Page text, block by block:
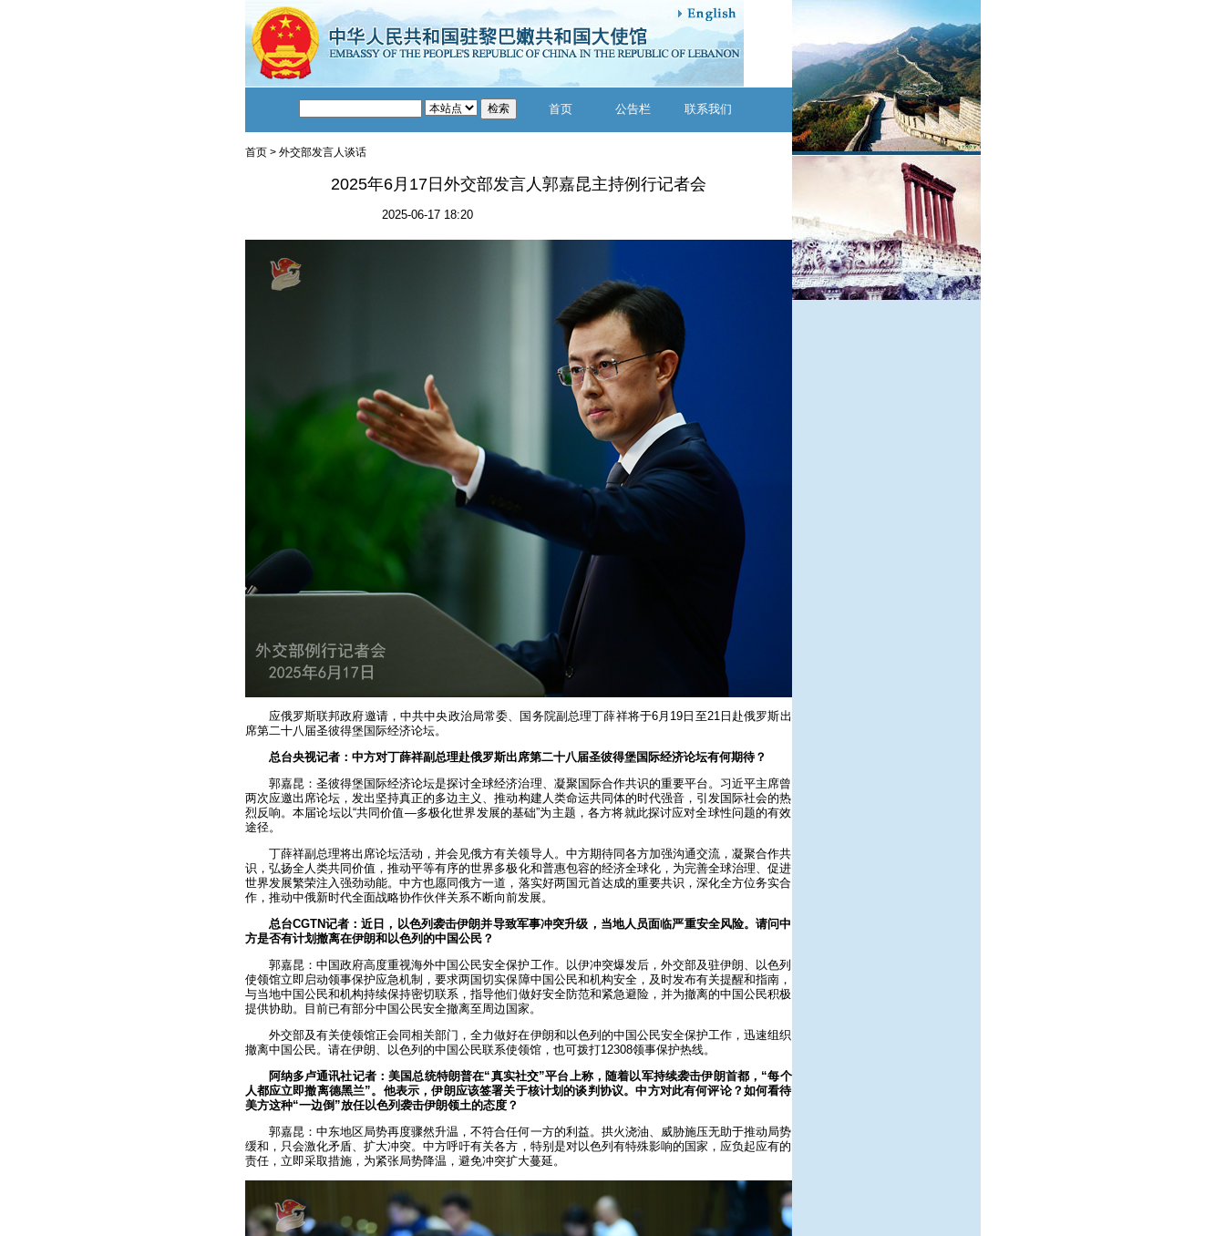
首页 公告栏 联系我们
首页> 外交部发言人谈话
2025年6月17日外交部发言人郭嘉昆主持例行记者会
2025-06-17 18:20
应俄罗斯联邦政府邀请，中共中央政治局常委、国务院副总理丁薛祥将于6月19日至21日赴俄罗斯出
席第二十八届圣彼得堡国际经济论坛。
总台央视记者：中方对丁薛祥副总理赴俄罗斯出席第二十八届圣彼得堡国际经济论坛有何期待？
郭嘉昆：圣彼得堡国际经济论坛是探讨全球经济治理、凝聚国际合作共识的重要平台。习近平主席曾
两次应邀出席论坛，发出坚持真正的多边主义、推动构建人类命运共同体的时代强音，引发国际社会的热
烈反响。本届论坛以“共同价值—多极化世界发展的基础”为主题，各方将就此探讨应对全球性问题的有效
途径。
丁薛祥副总理将出席论坛活动，并会见俄方有关领导人。中方期待同各方加强沟通交流，凝聚合作共
识，弘扬全人类共同价值，推动平等有序的世界多极化和普惠包容的经济全球化，为完善全球治理、促进
世界发展繁荣注入强劲动能。中方也愿同俄方一道，落实好两国元首达成的重要共识，深化全方位务实合
作，推动中俄新时代全面战略协作伙伴关系不断向前发展。
总台CGTN记者：近日，以色列袭击伊朗并导致军事冲突升级，当地人员面临严重安全风险。请问中
方是否有计划撤离在伊朗和以色列的中国公民？
郭嘉昆：中国政府高度重视海外中国公民安全保护工作。以伊冲突爆发后，外交部及驻伊朗、以色列
使领馆立即启动领事保护应急机制，要求两国切实保障中国公民和机构安全，及时发布有关提醒和指南，
与当地中国公民和机构持续保持密切联系，指导他们做好安全防范和紧急避险，并为撤离的中国公民积极
提供协助。目前已有部分中国公民安全撤离至周边国家。
外交部及有关使领馆正会同相关部门，全力做好在伊朗和以色列的中国公民安全保护工作，迅速组织
撤离中国公民。请在伊朗、以色列的中国公民联系使领馆，也可拨打12308领事保护热线。
阿纳多卢通讯社记者：美国总统特朗普在“真实社交”平台上称，随着以军持续袭击伊朗首都，“每个
人都应立即撤离德黑兰”。他表示，伊朗应该签署关于核计划的谈判协议。中方对此有何评论？如何看待
美方这种“一边倒”放任以色列袭击伊朗领土的态度？
郭嘉昆：中东地区局势再度骤然升温，不符合任何一方的利益。拱火浇油、威胁施压无助于推动局势
缓和，只会激化矛盾、扩大冲突。中方呼吁有关各方，特别是对以色列有特殊影响的国家，应负起应有的
责任，立即采取措施，为紧张局势降温，避免冲突扩大蔓延。